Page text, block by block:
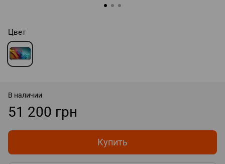
Цвет
В наличии
51 200 грн
Купить